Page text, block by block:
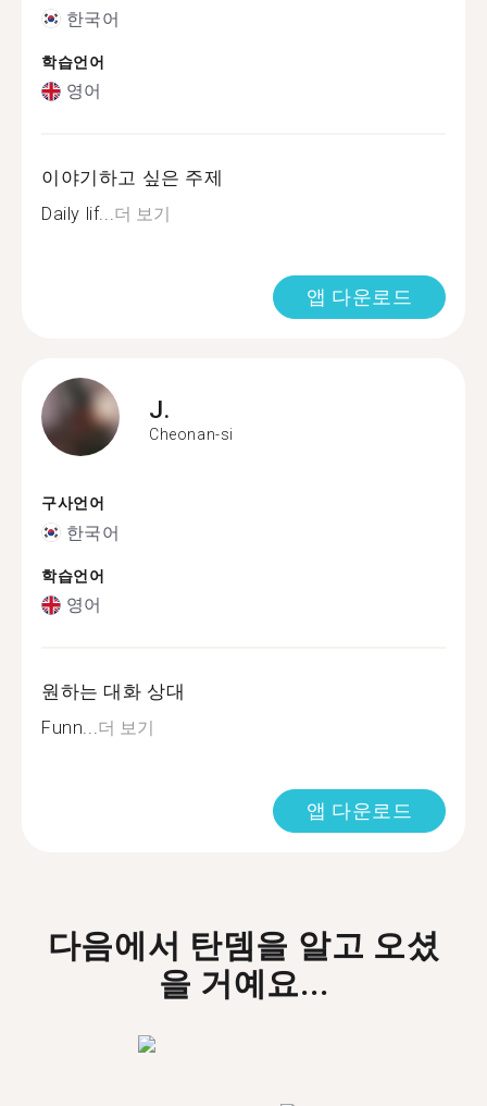
한국어
학습언어
영어
이야기하고 싶은 주제
Daily lif...더 보기
앱 다운로드
J.
Cheonan-si
구사언어
한국어
학습언어
영어
원하는 대화 상대
Funn...더 보기
앱 다운로드
다음에서 탄뎀을 알고 오셨
을 거예요...